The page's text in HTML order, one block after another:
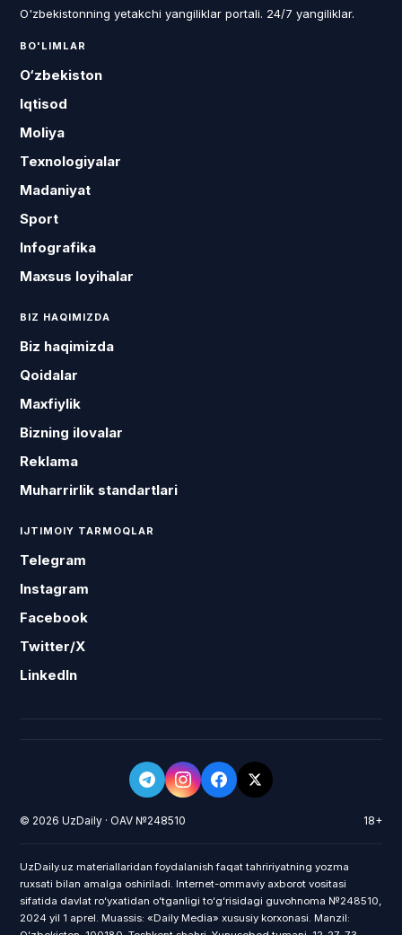
O'zbekistonning yetakchi yangiliklar portali. 24/7 yangiliklar.
BO'LIMLAR
O‘zbekiston
Iqtisod
Moliya
Texnologiyalar
Madaniyat
Sport
Infografika
Maxsus loyihalar
BIZ HAQIMIZDA
Biz haqimizda
Qoidalar
Maxfiylik
Bizning ilovalar
Reklama
Muharrirlik standartlari
IJTIMOIY TARMOQLAR
Telegram
Instagram
Facebook
Twitter/X
LinkedIn
© 2026 UzDaily · OAV №248510 18+
UzDaily.uz materiallaridan foydalanish faqat tahririyatning yozma
ruxsati bilan amalga oshiriladi. Internet-ommaviy axborot vositasi
sifatida davlat roʻyxatidan oʻtganligi toʻgʻrisidagi guvohnoma №248510,
2024 yil 1 aprel. Muassis: «Daily Media» xususiy korxonasi. Manzil: